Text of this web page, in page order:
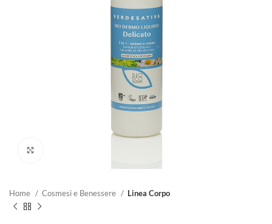
Home Cosmesi e Benessere Linea Corpo